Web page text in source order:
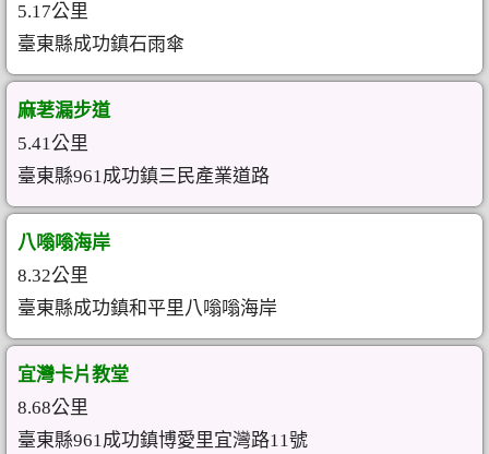
5.17公里
臺東縣成功鎮石雨傘
麻荖漏步道
5.41公里
臺東縣961成功鎮三民產業道路
八嗡嗡海岸
8.32公里
臺東縣成功鎮和平里八嗡嗡海岸
宜灣卡片教堂
8.68公里
臺東縣961成功鎮博愛里宜灣路11號